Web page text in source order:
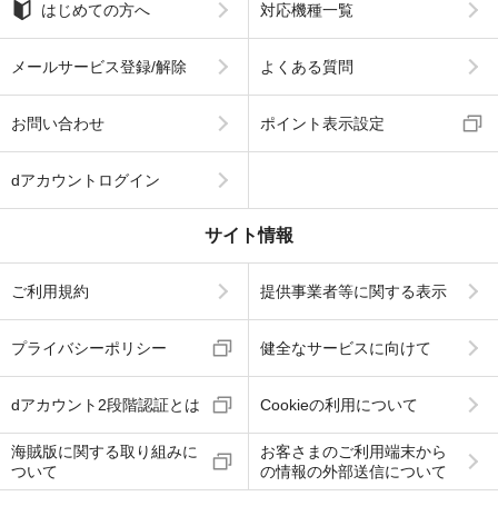
はじめての方へ 対応機種一覧
メールサービス登録/解除 よくある質問
お問い合わせ ポイント表示設定
dアカウントログイン
サイト情報
ご利用規約 提供事業者等に関する表示
プライバシーポリシー 健全なサービスに向けて
dアカウント2段階認証とは Cookieの利用について
海賊版に関する取り組みに
ついて
お客さまのご利用端末から
の情報の外部送信について